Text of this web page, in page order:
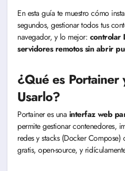
En esta guía te muestro cómo
segundos, gestionar todos tus
navegador, y lo mejor: controlar
servidores remotos sin abrir
¿Qué es Portainer
Usarlo?
Portainer es una interfaz web
permite gestionar contenedores,
redes y stacks (Docker Compose)
gratis, open-source, y